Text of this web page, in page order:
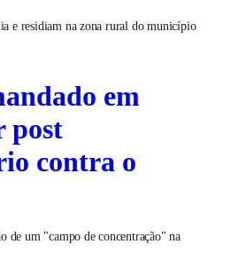
e residiam na zona rural do município
em
post
contra o
de um "campo de concentração" na